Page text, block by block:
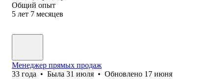
Общий опыт
5 лет 7 месяцев
Менеджер прямых продаж
33 года • Была 31 июля • Обновлено 17 июня